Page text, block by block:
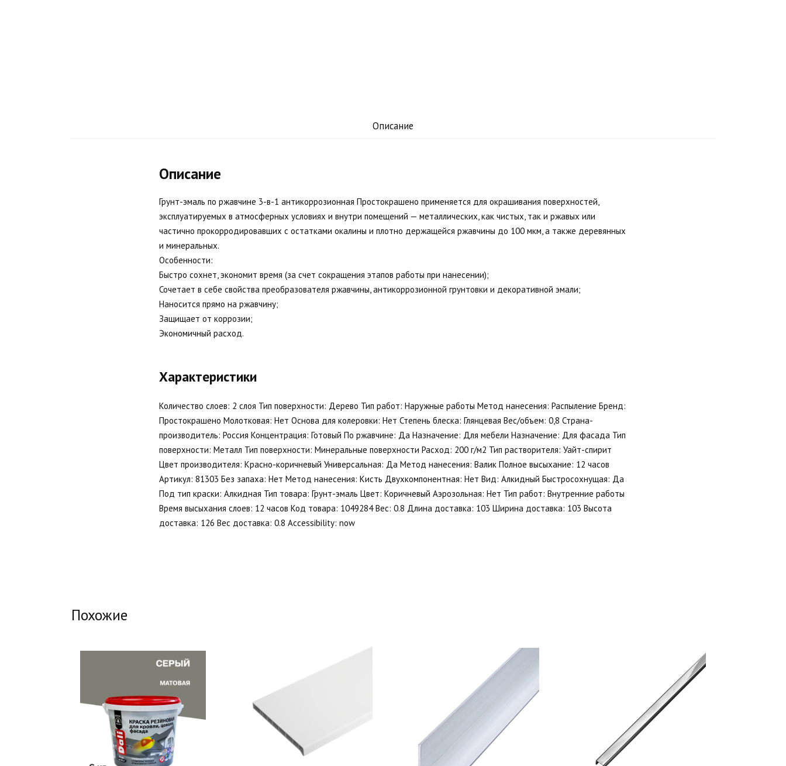
Описание
Описание
Грунт-эмаль по ржавчине 3-в-1 антикоррозионная Простокрашено применяется для окрашивания поверхностей,
эксплуатируемых в атмосферных условиях и внутри помещений — металлических, как чистых, так и ржавых или
частично прокорродировавших с остатками окалины и плотно держащейся ржавчины до 100 мкм, а также деревянных
и минеральных.
Особенности:
Быстро сохнет, экономит время (за счет сокращения этапов работы при нанесении);
Сочетает в себе свойства преобразователя ржавчины, антикоррозионной грунтовки и декоративной эмали;
Наносится прямо на ржавчину;
Защищает от коррозии;
Экономичный расход.
Характеристики
Количество слоев: 2 слоя Тип поверхности: Дерево Тип работ: Наружные работы Метод нанесения: Распыление Бренд:
Простокрашено Молотковая: Нет Основа для колеровки: Нет Степень блеска: Глянцевая Вес/объем: 0,8 Страна-
производитель: Россия Концентрация: Готовый По ржавчине: Да Назначение: Для мебели Назначение: Для фасада Тип
поверхности: Металл Тип поверхности: Минеральные поверхности Расход: 200 г/м2 Тип растворителя: Уайт-спирит
Цвет производителя: Красно-коричневый Универсальная: Да Метод нанесения: Валик Полное высыхание: 12 часов
Артикул: 81303 Без запаха: Нет Метод нанесения: Кисть Двухкомпонентная: Нет Вид: Алкидный Быстросохнущая: Да
Под тип краски: Алкидная Тип товара: Грунт-эмаль Цвет: Коричневый Аэрозольная: Нет Тип работ: Внутренние работы
Время высыхания слоев: 12 часов Код товара: 1049284 Вес: 0.8 Длина доставка: 103 Ширина доставка: 103 Высота
доставка: 126 Вес доставка: 0.8 Accessibility: now
Похожие